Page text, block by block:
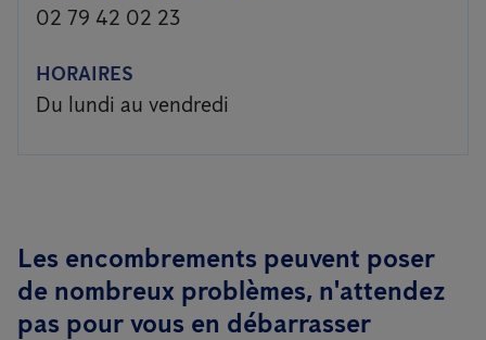
02 79 42 02 23
HORAIRES
Du lundi au vendredi
Les encombrements peuvent poser
de nombreux problèmes, n'attendez
pas pour vous en débarrasser